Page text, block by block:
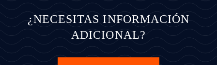
¿NECESITAS INFORMACIÓN
ADICIONAL?